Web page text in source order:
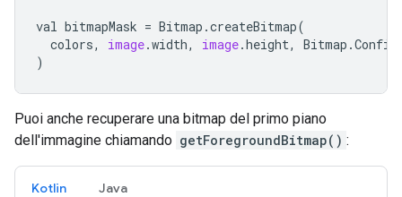
val bitmapMask = Bitmap .createBitmap(
colors, image.width, image.height, Bitmap .Config
)
Puoi anche recuperare una bitmap del primo piano
dell'immagine chiamando getForegroundBitmap() :
Kotlin Java